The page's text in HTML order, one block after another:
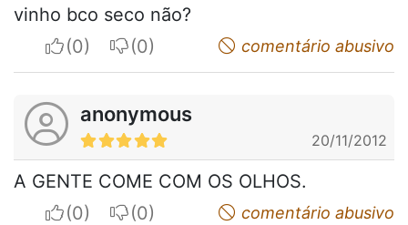
vinho bco seco não?
I apreciateI do not appreciatecomentário abusivo
anonymous
20/11/2012
A GENTE COME COM OS OLHOS.
I apreciateI do not appreciatecomentário abusivo